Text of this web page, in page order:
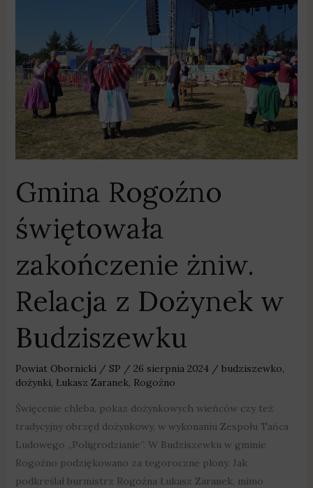
Gmina Rogoźno
świętowała
zakończenie żniw.
Relacja z Dożynek w
Budziszewku
Powiat Obornicki/ SP / 26 sierpnia 2024 / budziszewko,
dożynki, Łukasz Zaranek, Rogoźno
Święcenie chleba, pokaz dożynkowych wieńców czy też
tradycyjny obrzęd dożynkowy, w wykonaniu Zespołu Tańca
Ludowego „Poligrodzianie”. W Budziszewku w gminie
Rogoźno podziękowano za tegoroczne plony. Jak
podkreślał burmistrz Rogoźna Łukasz Zaranek, mimo
świętowała
zakończenie
żniw.
Relacja
Dożynek
w